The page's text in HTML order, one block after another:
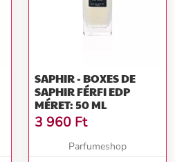
SAPHIR - BOXES DE
SAPHIR FÉRFI EDP
MÉRET: 50 ML
3 960 Ft
Parfumeshop